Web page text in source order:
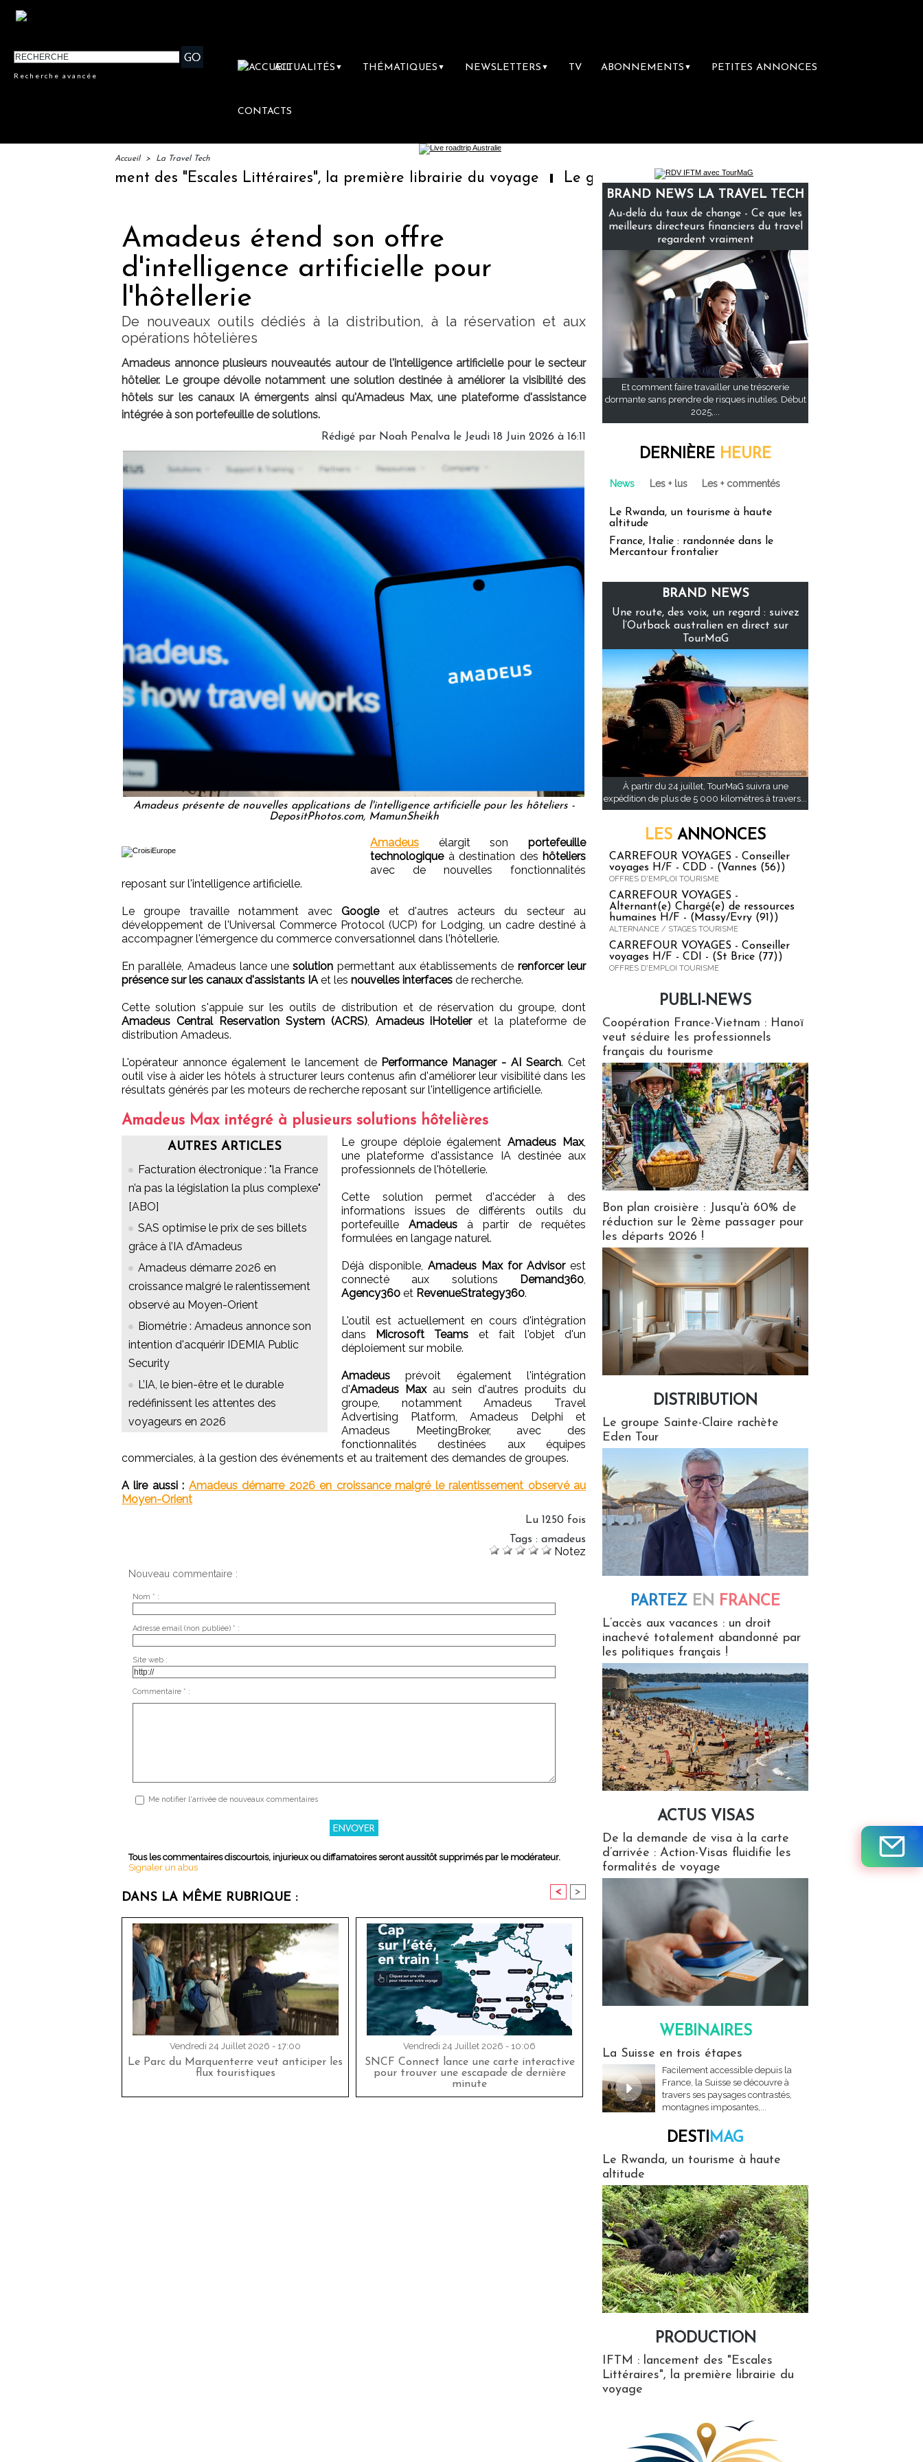
Recherche avancée
ACTUALITÉS ▼ THÉMATIQUES ▼ NEWSLETTERS ▼ TV ABONNEMENTS ▼ PETITES ANNONCES
CONTACTS
Accueil > La Travel Tech
des "Escales Littéraires", la première librairie du voyage Le groupe Sainte-Claire rachète Eden Tour
Amadeus étend son offre
d'intelligence artificielle pour
l'hôtellerie
De nouveaux outils dédiés à la distribution, à la réservation et aux
opérations hôtelières
Amadeus annonce plusieurs nouveautés autour de l'intelligence artificielle pour le secteur
hôtelier. Le groupe dévoile notamment une solution destinée à améliorer la visibilité des
hôtels sur les canaux IA émergents ainsi qu'Amadeus Max, une plateforme d'assistance
intégrée à son portefeuille de solutions.
Rédigé par Noah Penalva le Jeudi 18 Juin 2026 à 16:11
Amadeus présente de nouvelles applications de l'intelligence artificielle pour les hôteliers -
DepositPhotos.com, MamunSheikh
Amadeus élargit son portefeuille
technologiqueà destination des hôteliers
avec de nouvelles fonctionnalités
reposant sur l'intelligence artificielle.
Le groupe travaille notamment avecGoogleet d'autres acteurs du secteur au
développement de l'Universal Commerce Protocol (UCP) for Lodging, un cadre destiné à
accompagner l'émergence du commerce conversationnel dans l'hôtellerie.
En parallèle, Amadeus lance unesolution permettant aux établissements de renforcer leur
présence sur les canaux d'assistants IAet les nouvelles interfaces de recherche.
Cette solution s'appuie sur les outils de distribution et de réservation du groupe, dont
Amadeus Central Reservation System (ACRS), Amadeus iHotelieret la plateforme de
distribution Amadeus.
L'opérateur annonce également le lancement de Performance Manager - AI Search. Cet
outil vise à aider les hôtels à structurer leurs contenus afin d'améliorer leur visibilité dans les
résultats générés par les moteurs de recherche reposant sur l'intelligence artificielle.
Amadeus Max intégré à plusieurs solutions hôtelières
AUTRES ARTICLES
Facturation électronique : "la France
n’a pas la législation la plus complexe"
[ABO]
SAS optimise le prix de ses billets
grâce à l’IA d’Amadeus
Amadeus démarre 2026 en
croissance malgré le ralentissement
observé au Moyen-Orient
Biométrie : Amadeus annonce son
intention d'acquérir IDEMIA Public
Security
L’IA, le bien-être et le durable
redéfinissent les attentes des
voyageurs en 2026
Le groupe déploie égalementAmadeus Max,
une plateforme d'assistance IA destinée aux
professionnels de l'hôtellerie.
Cette solution permet d'accéder à des
informations issues de différents outils du
portefeuille Amadeus à partir de requêtes
formulées en langage naturel.
Déjà disponible, Amadeus Max for Advisor est
connecté aux solutions
Demand360,
Agency360 et RevenueStrategy360.
L'outil est actuellement en cours d'intégration
dans Microsoft Teams et fait l'objet d'un
déploiement sur mobile.
Amadeus prévoit également l'intégration
d'Amadeus Maxau sein d'autres produits du
groupe, notamment Amadeus Travel
Advertising Platform, Amadeus Delphi et
Amadeus MeetingBroker, avec des
fonctionnalités destinées aux équipes
commerciales, à la gestion des événements et au traitement des demandes de groupes.
A lire aussi : Amadeus démarre 2026 en croissance malgré le ralentissement observé au
Moyen-Orient
Lu 1250 fois
Tags : amadeus
Notez
Nouveau commentaire :
Nom * :
Adresse email (non publiée) * :
Site web :
Commentaire * :
Me notifier l'arrivée de nouveaux commentaires
Tous les commentaires discourtois, injurieux ou diffamatoires seront aussitôt supprimés par le modérateur.
Signaler un abus
DANS LA MÊME RUBRIQUE : < >
Vendredi 24 Juillet 2026 - 17:00
Le Parc du Marquenterre veut anticiper les
flux touristiques
Vendredi 24 Juillet 2026 - 10:06
SNCF Connect lance une carte interactive
pour trouver une escapade de dernière
minute
BRAND NEWS LA TRAVEL TECH
Au-delà du taux de change - Ce que les
meilleurs directeurs financiers du travel
regardent vraiment
Et comment faire travailler une trésorerie
dormante sans prendre de risques inutiles. Début
2025,...
DERNIÈRE HEURE
News Les + lus Les + commentés
Le Rwanda, un tourisme à haute
altitude
France, Italie : randonnée dans le
Mercantour frontalier
BRAND NEWS
Une route, des voix, un regard : suivez
l’Outback australien en direct sur
TourMaG
À partir du 24 juillet, TourMaG suivra une
expédition de plus de 5 000 kilomètres à travers...
LES ANNONCES
CARREFOUR VOYAGES - Conseiller
voyages H/F - CDD - (Vannes (56))
OFFRES D'EMPLOI TOURISME
CARREFOUR VOYAGES -
Alternant(e) Chargé(e) de ressources
humaines H/F - (Massy/Evry (91))
ALTERNANCE / STAGES TOURISME
CARREFOUR VOYAGES - Conseiller
voyages H/F - CDI - (St Brice (77))
OFFRES D'EMPLOI TOURISME
PUBLI-NEWS
Coopération France-Vietnam : Hanoï
veut séduire les professionnels
français du tourisme
Bon plan croisière : Jusqu'à 60% de
réduction sur le 2ème passager pour
les départs 2026 !
DISTRIBUTION
Le groupe Sainte-Claire rachète
Eden Tour
PARTEZ EN FRANCE
L’accès aux vacances : un droit
inachevé totalement abandonné par
les politiques français !
ACTUS VISAS
De la demande de visa à la carte
d’arrivée : Action-Visas fluidifie les
formalités de voyage
WEBINAIRES
La Suisse en trois étapes
Facilement accessible depuis la
France, la Suisse se découvre à
travers ses paysages contrastés,
montagnes imposantes,...
DESTIMAG
Le Rwanda, un tourisme à haute
altitude
PRODUCTION
IFTM : lancement des "Escales
Littéraires", la première librairie du
voyage